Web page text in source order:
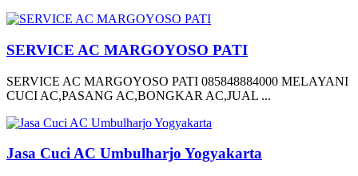
SERVICE AC MARGOYOSO PATI
SERVICE AC MARGOYOSO PATI 085848884000 MELAYANI
CUCI AC,PASANG AC,BONGKAR AC,JUAL ...
Jasa Cuci AC Umbulharjo Yogyakarta